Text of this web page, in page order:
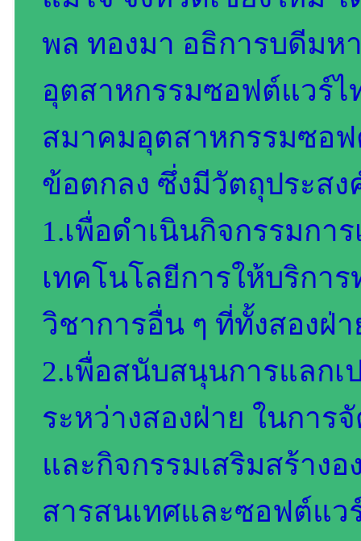
พล ทองมา อธิการบดีมห
อุตสาหกรรมซอฟต์แวร์ไ
สมาคมอุตสาหกรรมซอฟ
ข้อตกลง ซึ่งมีวัตถุประส
1.เพื่อดำเนินกิจกรรมกา
เทคโนโลยีการให้บริกา
วิชาการอื่น ๆ ที่ทั้งสองฝ่
2.เพื่อสนับสนุนการแลก
ระหว่างสองฝ่าย ในการ
และกิจกรรมเสริมสร้าง
สารสนเทศและซอฟต์แว